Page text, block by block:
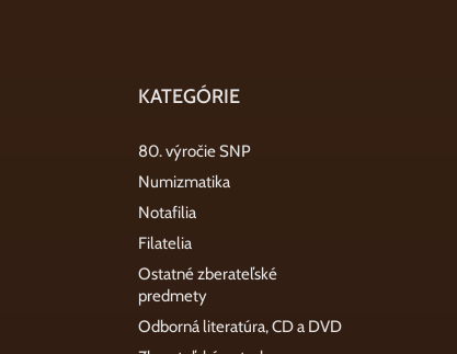
KATEGÓRIE
80. výročie SNP
Numizmatika
Notafilia
Filatelia
Ostatné zberateľské
predmety
Odborná literatúra, CD a DVD